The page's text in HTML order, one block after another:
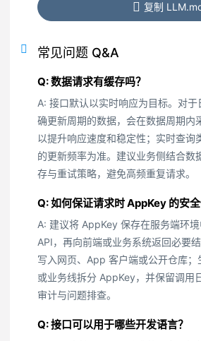
复制
常见问题 Q&A
Q: 数据请求有缓存吗？
A: 接口默认以实时响应为目标。对
确更新周期的数据，会在数据周期内
以提升响应速度和稳定性；实时查询
的更新频率为准。建议业务侧结合数
存与重试策略，避免高频重复请求。
Q: 如何保证请求时 AppKey 的安全
A: 建议将 AppKey 保存在服务端环
API，再向前端或业务系统返回必要
写入网页、App 客户端或公开仓库
或业务线拆分 AppKey，并保留调用
审计与问题排查。
Q: 接口可以用于哪些开发语言？